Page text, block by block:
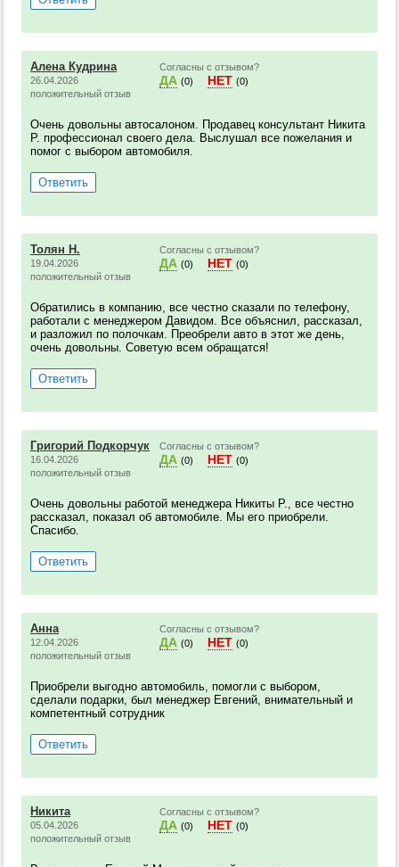
Алена Кудрина
26.04.2026
положительный отзыв
Согласны с отзывом?
ДА (0) НЕТ (0)
Очень довольны автосалоном. Продавец консультант Никита
Р. профессионал своего дела. Выслушал все пожелания и
помог с выбором автомобиля.
Ответить
Толян Н.
19.04.2026
положительный отзыв
Согласны с отзывом?
ДА (0) НЕТ (0)
Обратились в компанию, все честно сказали по телефону,
работали с менеджером Давидом. Все объяснил, рассказал,
и разложил по полочкам. Преобрели авто в этот же день,
очень довольны. Советую всем обращатся!
Ответить
Григорий Подкорчук
16.04.2026
положительный отзыв
Согласны с отзывом?
ДА (0) НЕТ (0)
Очень довольны работой менеджера Никиты Р., все честно
рассказал, показал об автомобиле. Мы его приобрели.
Спасибо.
Ответить
Анна
12.04.2026
положительный отзыв
Согласны с отзывом?
ДА (0) НЕТ (0)
Приобрели выгодно автомобиль, помогли с выбором,
сделали подарки, был менеджер Евгений, внимательный и
компетентный сотрудник
Ответить
Никита
05.04.2026
положительный отзыв
Согласны с отзывом?
ДА (0) НЕТ (0)